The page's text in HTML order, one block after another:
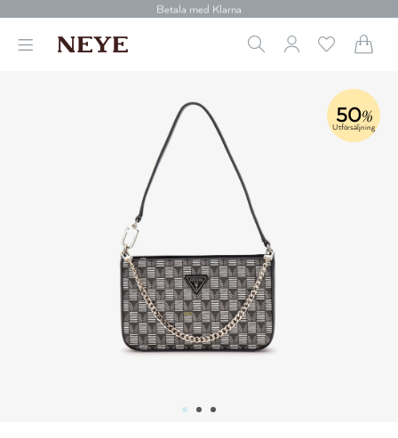
30 dagars retur
Betala med Klarna
Leverans 1-4 arbetsdagar
Betala med Klarna 50%
Utförsäljning